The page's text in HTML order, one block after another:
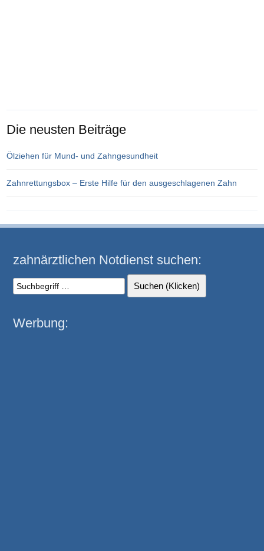
Die neusten Beiträge
Ölziehen für Mund- und Zahngesundheit
Zahnrettungsbox – Erste Hilfe für den ausgeschlagenen Zahn
zahnärztlichen Notdienst suchen:
Werbung: